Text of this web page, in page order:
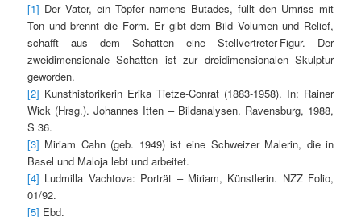
[1] Der Vater, ein Töpfer namens Butades, füllt den Umriss mit
Ton und brennt die Form. Er gibt dem Bild Volumen und Relief,
schafft aus dem Schatten eine Stellvertreter-Figur. Der
zweidimensionale Schatten ist zur dreidimensionalen Skulptur
geworden.
[2] Kunsthistorikerin Erika Tietze-Conrat (1883-1958). In: Rainer
Wick (Hrsg.). Johannes Itten – Bildanalysen. Ravensburg, 1988,
S 36.
[3] Miriam Cahn (geb. 1949) ist eine Schweizer Malerin, die in
Basel und Maloja lebt und arbeitet.
[4] Ludmilla Vachtova: Porträt – Miriam, Künstlerin. NZZ Folio,
01/92.
[5] Ebd.